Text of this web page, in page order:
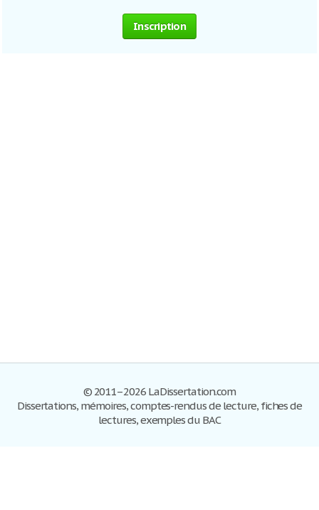
Inscription
© 2011–2026 LaDissertation.com
Dissertations, mémoires, comptes-rendus de lecture, fiches de
lectures, exemples du BAC